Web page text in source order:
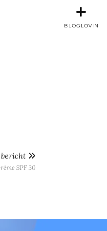
bericht
SPF 30
BLOGLOVIN